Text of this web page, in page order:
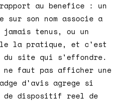
au benefice : un
son nom associe a
tenus, ou un
la pratique, et c'est
site qui s'effondre.
ne faut pas afficher une
d'avis agrege si
de dispositif reel de